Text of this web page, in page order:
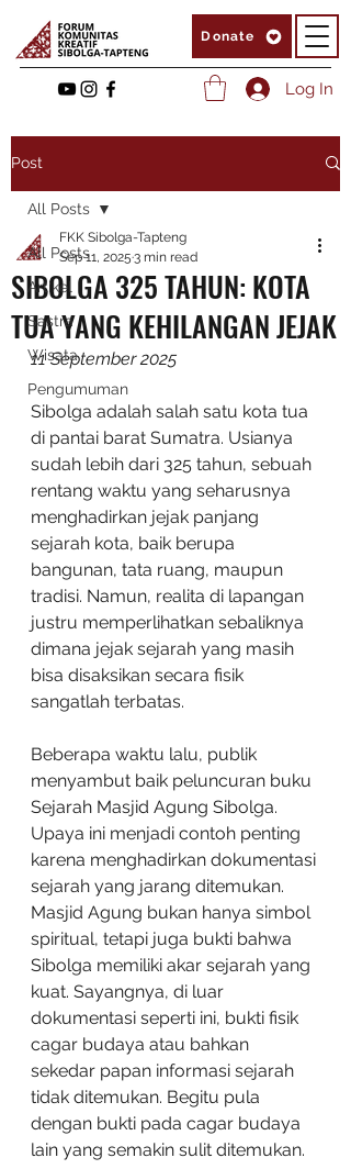
Donate
Log In
Post
All Posts
Artikel
Sastra
Wisata
Pengumuman
All Posts
SIBOLGA 325 TAHUN: KOTA
TUA YANG KEHILANGAN JEJAK
FKK Sibolga-Tapteng
Sep 11, 2025 3 min read
11 September 2025
Sibolga adalah salah satu kota tua
di pantai barat Sumatra. Usianya
sudah lebih dari 325 tahun, sebuah
rentang waktu yang seharusnya
menghadirkan jejak panjang
sejarah kota, baik berupa
bangunan, tata ruang, maupun
tradisi. Namun, realita di lapangan
justru memperlihatkan sebaliknya
dimana jejak sejarah yang masih
bisa disaksikan secara fisik
sangatlah terbatas.
Beberapa waktu lalu, publik
menyambut baik peluncuran buku
Sejarah Masjid Agung Sibolga.
Upaya ini menjadi contoh penting
karena menghadirkan dokumentasi
sejarah yang jarang ditemukan.
Masjid Agung bukan hanya simbol
spiritual, tetapi juga bukti bahwa
Sibolga memiliki akar sejarah yang
kuat. Sayangnya, di luar
dokumentasi seperti ini, bukti fisik
cagar budaya atau bahkan
sekedar papan informasi sejarah
tidak ditemukan. Begitu pula
dengan bukti pada cagar budaya
lain yang semakin sulit ditemukan.